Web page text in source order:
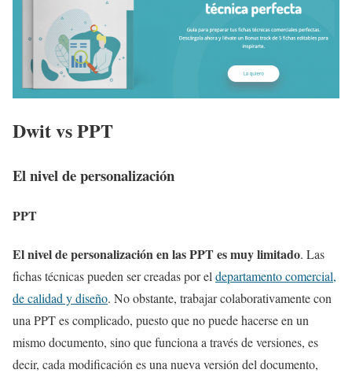
Dwit vs PPT
El nivel de personalización
PPT
El nivel de personalización en las PPT es muy limitado. Las
fichas técnicas pueden ser creadas por eldepartamento comercial,
de calidad y diseño. No obstante, trabajar colaborativamente con
una PPT es complicado, puesto que no puede hacerse en un
mismo documento, sino que funciona a través de versiones, es
decir, cada modificación es una nueva versión del documento,